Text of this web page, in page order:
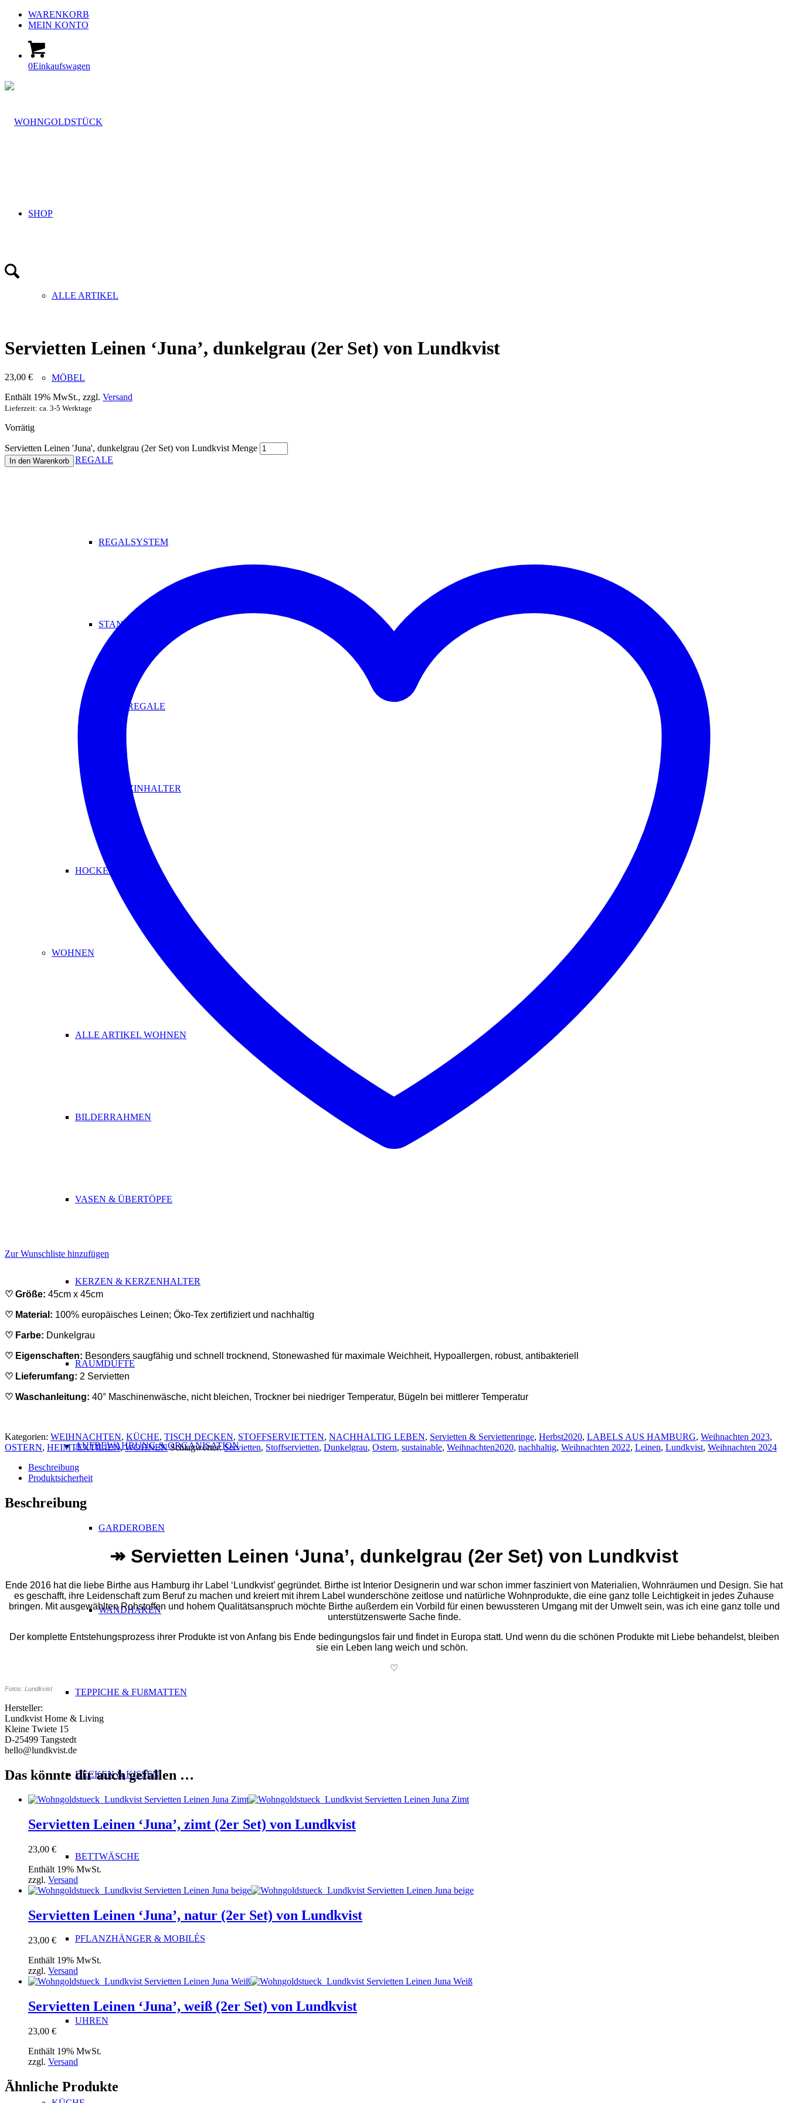
WARENKORB
MEIN KONTO
0Einkaufswagen
SHOP
ALLE ARTIKEL
MÖBEL
REGALE
REGALSYSTEM
STANDREGALE
WANDREGALE
MAGAZINHALTER
HOCKER & BÄNKE
WOHNEN
ALLE ARTIKEL WOHNEN
BILDERRAHMEN
VASEN & ÜBERTÖPFE
KERZEN & KERZENHALTER
RAUMDÜFTE
AUFBEWAHRUNG & ORGANISATION
GARDEROBEN
WANDHAKEN
TEPPICHE & FUßMATTEN
DECKEN & KISSEN
BETTWÄSCHE
PFLANZHÄNGER & MOBILÉS
UHREN
Servietten Leinen ‘Juna’, dunkelgrau (2er Set) von Lundkvist
23,00 €
Enthält 19% MwSt., zzgl. Versand
Lieferzeit: ca. 3-5 Werktage
Vorrätig
Servietten Leinen 'Juna', dunkelgrau (2er Set) von Lundkvist Menge
In den Warenkorb
Zur Wunschliste hinzufügen
♡ Größe: 45cm x 45cm
♡ Material: 100% europäisches Leinen; Öko-Tex zertifiziert und nachhaltig
♡ Farbe: Dunkelgrau
♡ Eigenschaften: Besonders saugfähig und schnell trocknend, Stonewashed für maximale Weichheit, Hypoallergen, robust, antibakteriell
♡ Lieferumfang: 2 Servietten
♡ Waschanleitung: 40° Maschinenwäsche, nicht bleichen, Trockner bei niedriger Temperatur, Bügeln bei mittlerer Temperatur
Kategorien: WEIHNACHTEN, KÜCHE, TISCH DECKEN, STOFFSERVIETTEN, NACHHALTIG LEBEN, Servietten & Serviettenringe, Herbst2020, LABELS AUS HAMBURG, Weihnachten 2023,
OSTERN, HEIMTEXTILIEN,WOHNEN Schlagwörter:Servietten, Stoffservietten, Dunkelgrau, Ostern, sustainable, Weihnachten2020, nachhaltig, Weihnachten 2022, Leinen, Lundkvist, Weihnachten 2024
Beschreibung
Produktsicherheit
Beschreibung
↠ Servietten Leinen ‘Juna’, dunkelgrau (2er Set) von Lundkvist
Ende 2016 hat die liebe Birthe aus Hamburg ihr Label ‘Lundkvist’ gegründet. Birthe ist Interior Designerin und war schon immer fasziniert von Materialien, Wohnräumen und Design. Sie hat
es geschafft, ihre Leidenschaft zum Beruf zu machen und kreiert mit ihrem Label wunderschöne zeitlose und natürliche Wohnprodukte, die eine ganz tolle Leichtigkeit in jedes Zuhause
bringen. Mit ausgewählten Rohstoffen und hohem Qualitätsanspruch möchte Birthe außerdem ein Vorbild für einen bewussteren Umgang mit der Umwelt sein, was ich eine ganz tolle und
unterstützenswerte Sache finde.
Der komplette Entstehungsprozess ihrer Produkte ist von Anfang bis Ende bedingungslos fair und findet in Europa statt. Und wenn du die schönen Produkte mit Liebe behandelst, bleiben
sie ein Leben lang weich und schön.
♡
Fotos: Lundkvist
Hersteller:
Lundkvist Home & Living
Kleine Twiete 15
D-25499 Tangstedt
hello@lundkvist.de
Das könnte dir auch gefallen …
Servietten Leinen ‘Juna’, zimt (2er Set) von Lundkvist
23,00 €
Enthält 19% MwSt.
zzgl. Versand
Servietten Leinen ‘Juna’, natur (2er Set) von Lundkvist
23,00 €
Enthält 19% MwSt.
zzgl. Versand
Servietten Leinen ‘Juna’, weiß (2er Set) von Lundkvist
23,00 €
Enthält 19% MwSt.
zzgl. Versand
Ähnliche Produkte